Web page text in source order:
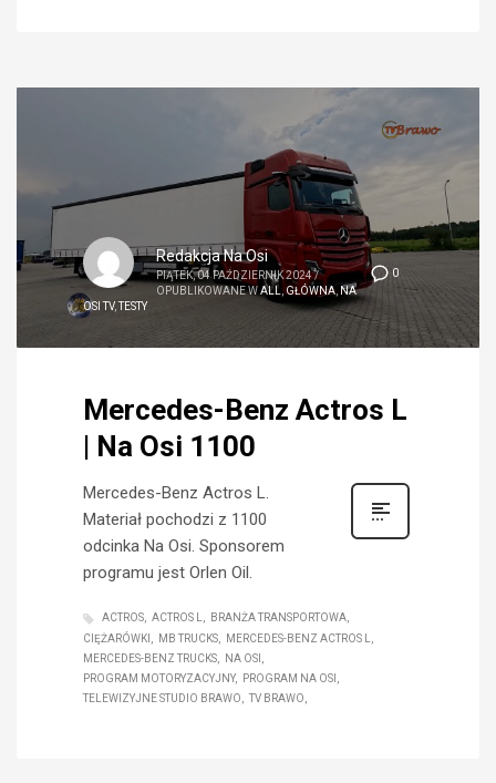
0
Redakcja Na Osi
PIĄTEK, 04 PAŹDZIERNIK 2024/
OPUBLIKOWANE WALL,GŁÓWNA, NA
OSI TV, TESTY
Mercedes-Benz Actros L
| Na Osi 1100
Mercedes-Benz Actros L.
Materiał pochodzi z 1100
odcinka Na Osi. Sponsorem
programu jest Orlen Oil.
ACTROS ACTROS L
BRANŻA TRANSPORTOWA
CIĘŻARÓWKI
MB TRUCKS
MERCEDES-BENZ ACTROS L
MERCEDES-BENZ TRUCKS
NA OSI
PROGRAM MOTORYZACYJNY
PROGRAM NA OSI
TELEWIZYJNE STUDIO BRAWO
TV BRAWO